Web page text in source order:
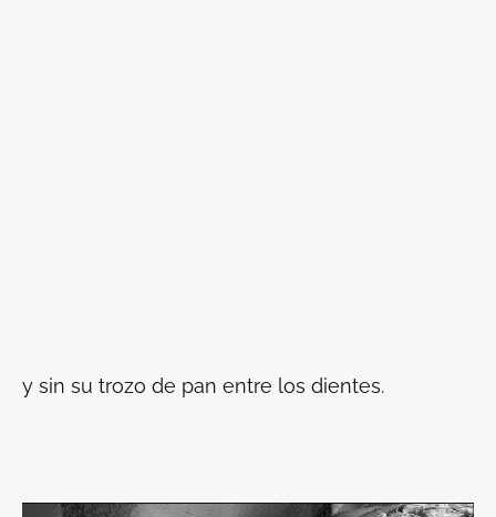
y sin su trozo de pan entre los dientes.